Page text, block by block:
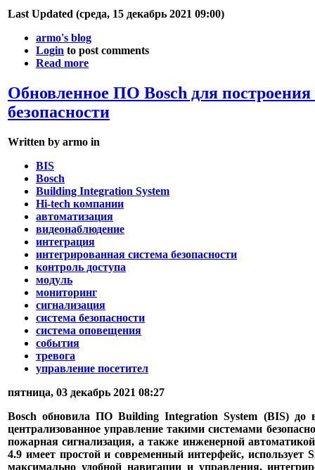
Last Updated (среда, 15 декабрь 2021 09:00)
armo's blog
Login to post comments
Read more
Обновленное ПО Bosch для
безопасности
Written by armo in
BIS
Bosch
Building Integration System
Hi-tech компании
автоматизация
видеонаблюдение
интеграция
интегрированная система безопасности
контроль доступа
модуль
мониторинг
сигнализация
система безопасности
система оповещения
события
тревога
управление посетител
пятница, 03 декабрь 2021 08:27
Bosch обновила ПО Building Integration System (BIS) до
централизованное управление такими системами
пожарная сигнализация, а также инженерной
4.9 имеет простой и современный интерфейс,
максимально удобной навигации и управления,